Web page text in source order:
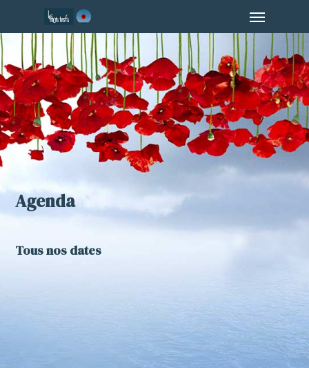
to
main
content
Agenda
Tous nos dates